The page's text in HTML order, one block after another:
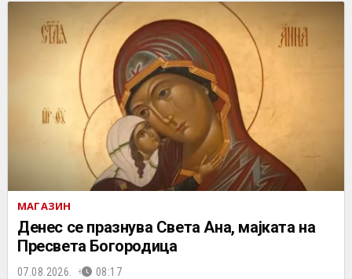
МАГАЗИН
Денес се празнува Света Ана, мајката на
Пресвета Богородица
07.08.2026. 08:17